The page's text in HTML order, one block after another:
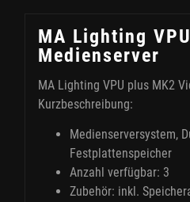
MA Lighting
Medienserver
MA Lighting VPU plus MK2
Kurzbeschreibung:
Medienserversystem,
Festplattenspeicher
Anzahl verfügbar: 3
Zubehör: inkl.